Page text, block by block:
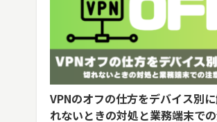
VPNのオフの仕方をデバイス別
れないときの対処と業務端末で